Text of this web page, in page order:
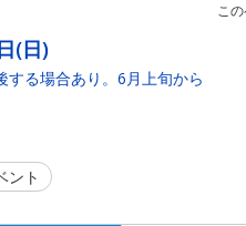
こ
(日)
する場合あり。6月上旬から
ント